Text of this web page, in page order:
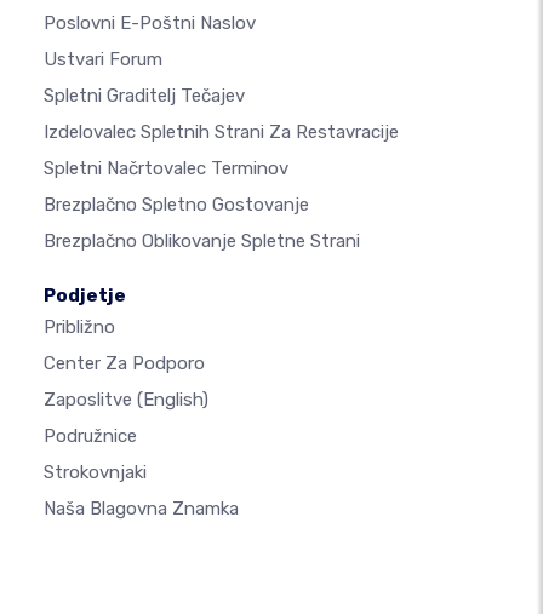
Poslovni E-Poštni Naslov
Ustvari Forum
Spletni Graditelj Tečajev
Izdelovalec Spletnih Strani Za Restavracije
Spletni Načrtovalec Terminov
Brezplačno Spletno Gostovanje
Brezplačno Oblikovanje Spletne Strani
Podjetje
Približno
Center Za Podporo
Zaposlitve (English)
Podružnice
Strokovnjaki
Naša Blagovna Znamka